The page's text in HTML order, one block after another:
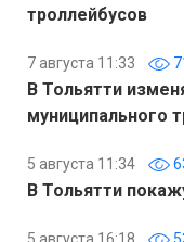
троллейбусов
7 августа 11:33
В Тольятти
муниципального
5 августа 11:34
В Тольятти